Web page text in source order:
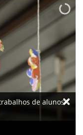
de alunos